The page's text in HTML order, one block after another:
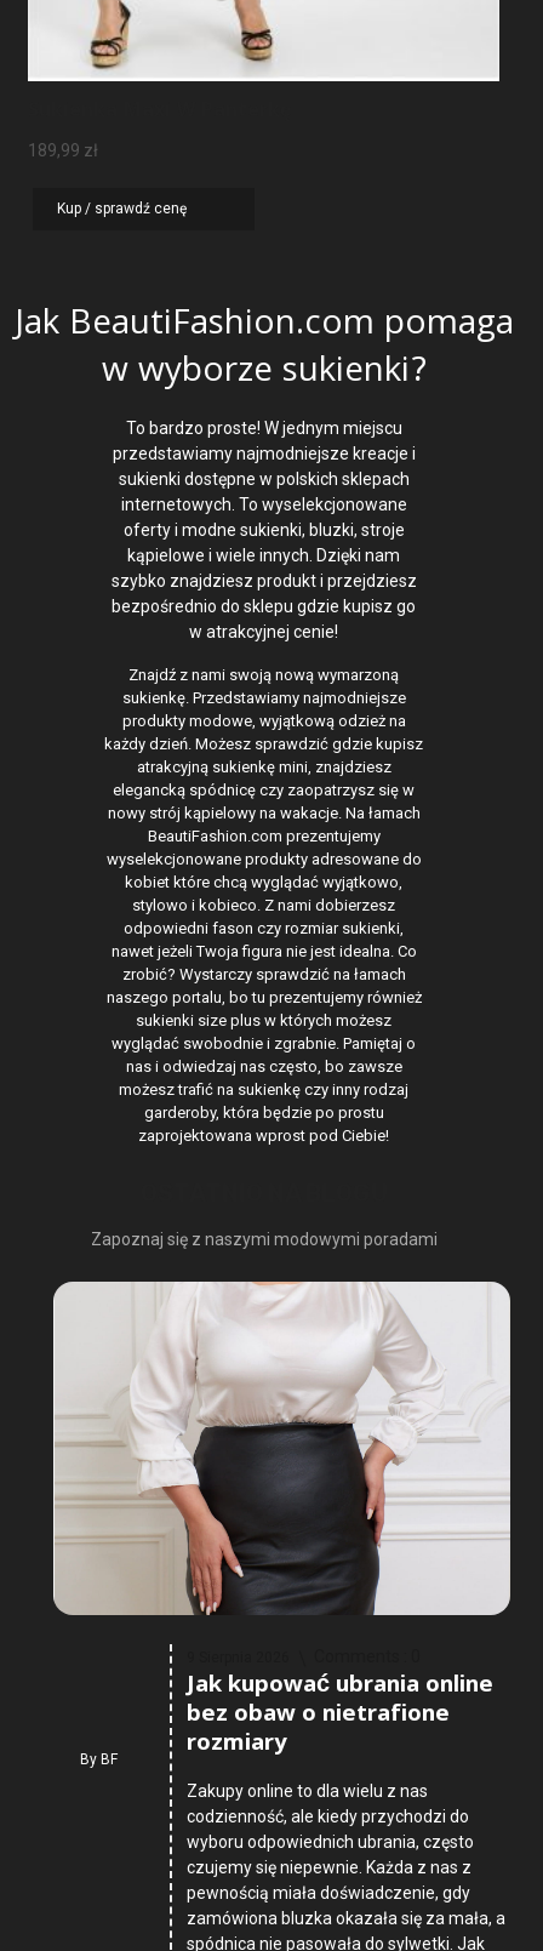
189,99 zł
Kup / sprawdź cenę
Jak BeautiFashion.com pomaga
w wyborze sukienki?
To bardzo proste! W jednym miejscu
przedstawiamy najmodniejsze kreacje i
sukienki dostępne w polskich sklepach
internetowych. To wyselekcjonowane
oferty i modne sukienki, bluzki, stroje
kąpielowe i wiele innych. Dzięki nam
szybko znajdziesz produkt i przejdziesz
bezpośrednio do sklepu gdzie kupisz go
w atrakcyjnej cenie!
Znajdź z nami swoją nową wymarzoną
sukienkę. Przedstawiamy najmodniejsze
produkty modowe, wyjątkową odzież na
każdy dzień. Możesz sprawdzić gdzie kupisz
atrakcyjną sukienkę mini, znajdziesz
elegancką spódnicę czy zaopatrzysz się w
nowy strój kąpielowy na wakacje. Na łamach
BeautiFashion.com prezentujemy
wyselekcjonowane produkty adresowane do
kobiet które chcą wyglądać wyjątkowo,
stylowo i kobieco. Z nami dobierzesz
odpowiedni fason czy rozmiar sukienki,
nawet jeżeli Twoja figura nie jest idealna. Co
zrobić? Wystarczy sprawdzić na łamach
naszego portalu, bo tu prezentujemy również
sukienki size plus w których możesz
wyglądać swobodnie i zgrabnie. Pamiętaj o
nas i odwiedzaj nas często, bo zawsze
możesz trafić na sukienkę czy inny rodzaj
garderoby, która będzie po prostu
zaprojektowana wprost pod Ciebie!
Zapoznaj się z naszymi modowymi poradami
ByBF
Jak kupować ubrania online
bez obaw o nietrafione
rozmiary
Zakupy online to dla wielu z nas
codzienność, ale kiedy przychodzi do
wyboru odpowiednich ubrania, często
czujemy się niepewnie. Każda z nas z
pewnością miała doświadczenie, gdy
zamówiona bluzka okazała się za mała, a
spódnica nie pasowała do sylwetki. Jak